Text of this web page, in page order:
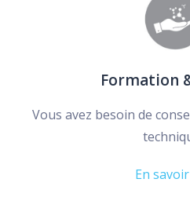
Formation
Vous avez besoin de
En